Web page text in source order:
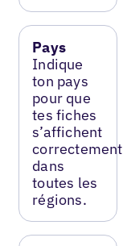
Pays
Indique
ton pays
pour que
tes fiches
s’affichent
correctement
dans
toutes les
régions.